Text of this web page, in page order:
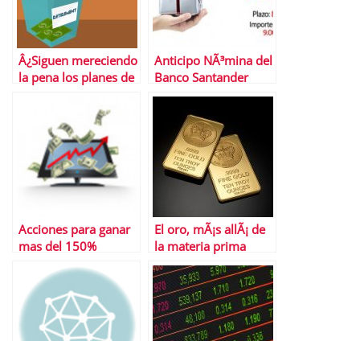
Â¿Siguen mereciendo
la pena los planes de
Anticipo NÃ³mina del
Banco Santander
Acciones para ganar
mas del 150%
El oro, mÃ¡s allÃ¡ de
la materia prima